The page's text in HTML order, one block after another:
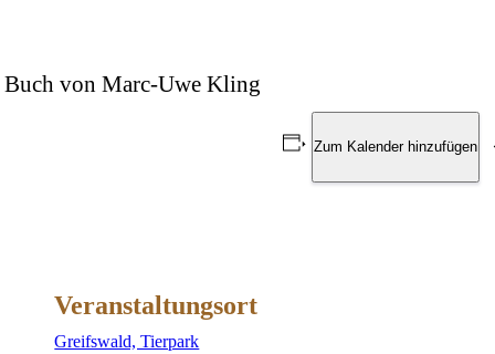
Buch von Marc-Uwe Kling
Zum Kalender hinzufügen
Veranstaltungsort
Greifswald, Tierpark